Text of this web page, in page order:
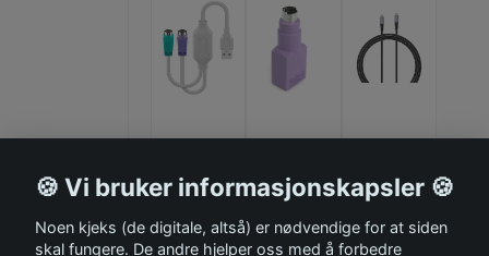
NNECT
nnect
USB A
H
PS2
han til
USB
ON
USB-C
kabel
3m
🍪 Vi bruker informasjonskapsler 🍪
Noen kjeks (de digitale, altså) er nødvendige for at siden
skal fungere. De andre hjelper oss med å forbedre